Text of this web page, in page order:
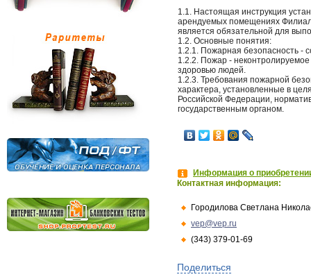
1.1. Настоящая инструкция
арендуемых помещениях
является обязательной для
1.2. Основные понятия:
1.2.1. Пожарная безопасность -
1.2.2. Пожар -
здоровью людей.
1.2.3. Требования пожарной
характера, установленные в
Российской Федерации,
государственным органом.
Информация о
Контактная информация:
Городилова Светлана
vep@vep.ru
(343) 379-01-69
Поделиться